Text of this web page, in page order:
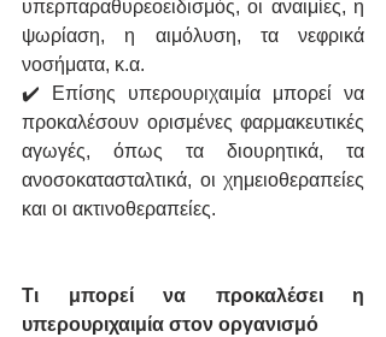
υπερπαραθυρεοειδισμός, οι αναιμίες, η
ψωρίαση, η αιμόλυση, τα νεφρικά
νοσήματα, κ.α.
✔️ Επίσης υπερουριχαιμία μπορεί να
προκαλέσουν ορισμένες φαρμακευτικές
αγωγές, όπως τα διουρητικά, τα
ανοσοκατασταλτικά, οι χημειοθεραπείες
και οι ακτινοθεραπείες.
Τι μπορεί να προκαλέσει η
υπερουριχαιμία στον οργανισμό